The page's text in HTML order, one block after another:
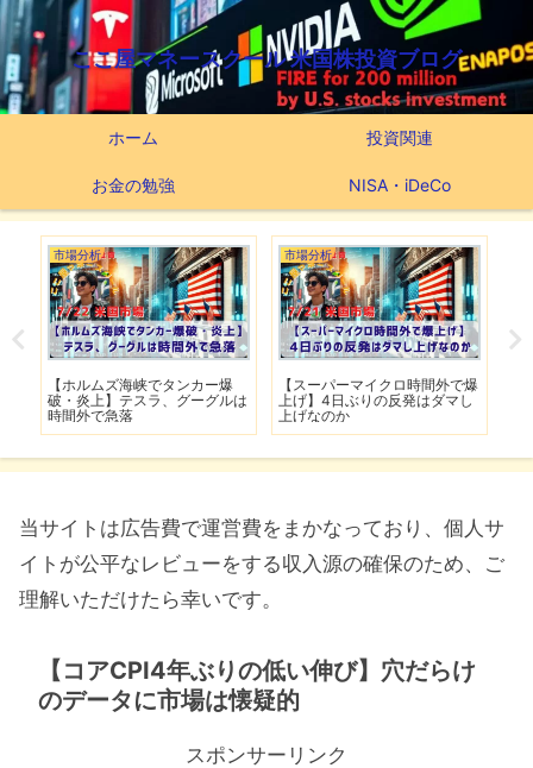
ここ屋マネースクール 米国株投資ブログ
ホーム 投資関連
お金の勉強 NISA・iDeCo
市場分析
【ホルムズ海峡でタンカー爆
破・炎上】テスラ、グーグルは
時間外で急落
市場分析
【スーパーマイクロ時間外で爆
上げ】4日ぶりの反発はダマし
上げなのか
当サイトは広告費で運営費をまかなっており、個人サ
イトが公平なレビューをする収入源の確保のため、ご
理解いただけたら幸いです。
【コアCPI4年ぶりの低い伸び】穴だらけ
のデータに市場は懐疑的
スポンサーリンク